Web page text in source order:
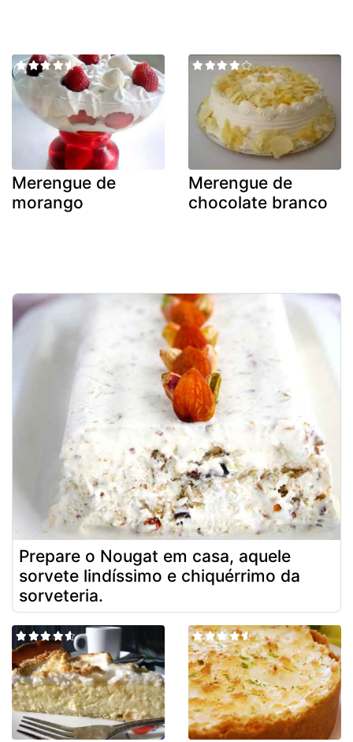
Merengue de
morango
Merengue de
chocolate branco
Prepare o Nougat em casa, aquele
sorvete lindíssimo e chiquérrimo da
sorveteria.